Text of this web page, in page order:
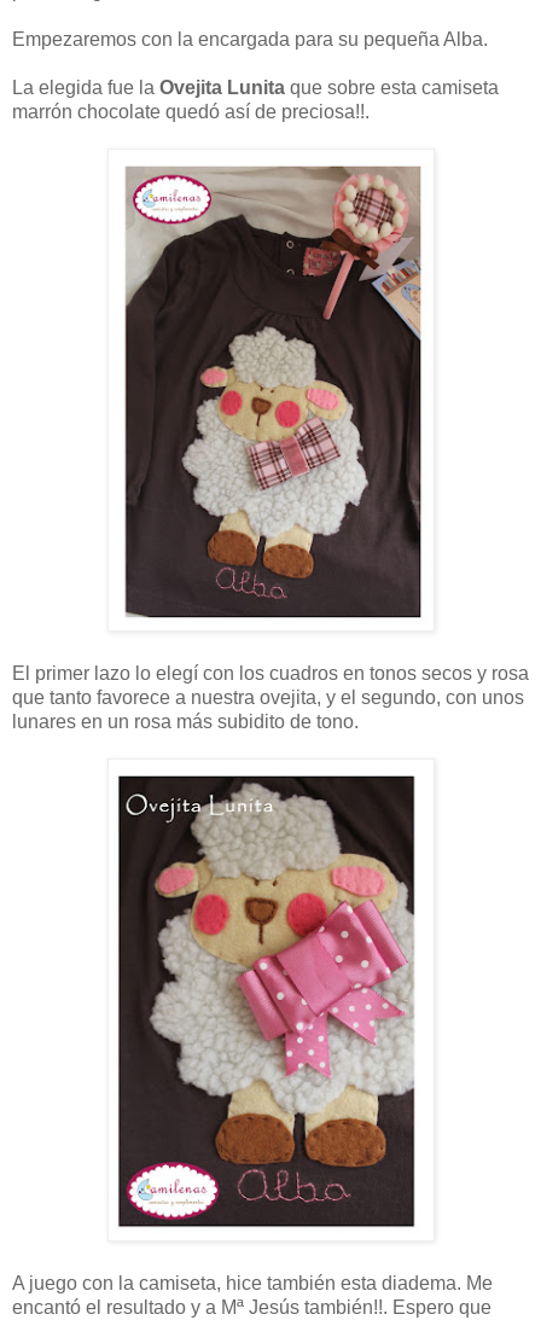
Empezaremos con la encargada para su pequeña Alba.
La elegida fue la Ovejita Lunita que sobre esta camiseta
marrón chocolate quedó así de preciosa!!.
El primer lazo lo elegí con los cuadros en tonos secos y rosa
que tanto favorece a nuestra ovejita, y el segundo, con unos
lunares en un rosa más subidito de tono.
A juego con la camiseta, hice también esta diadema. Me
encantó el resultado y a Mª Jesús también!!. Espero que